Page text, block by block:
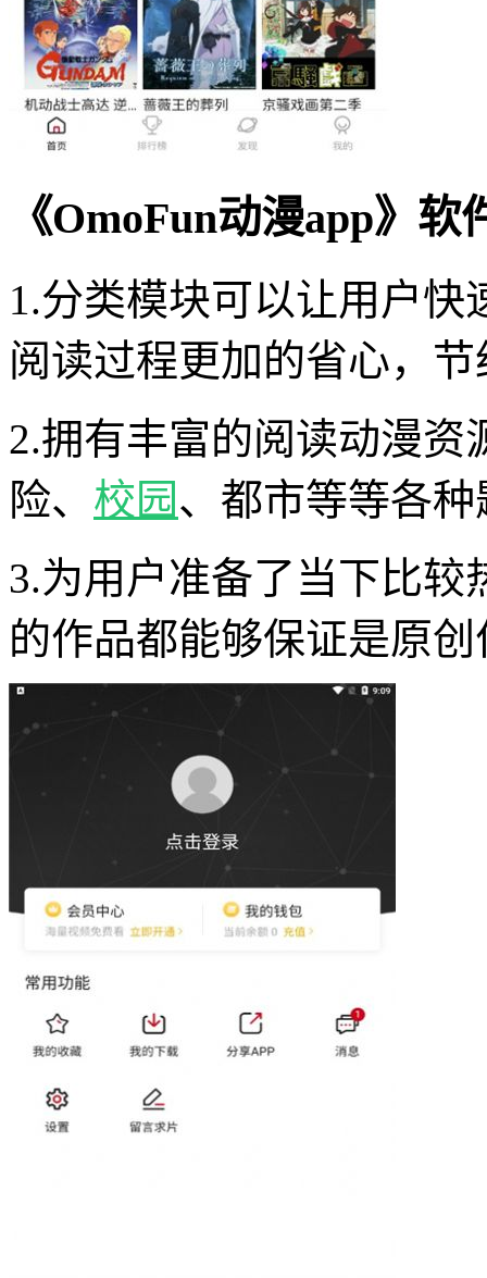
《OmoFun动漫app》软
1.分类模块可以让用户
阅读过程更加的省心，
2.拥有丰富的阅读动漫资
险、 校园、都市等等各
3.为用户准备了当下比
的作品都能够保证是原